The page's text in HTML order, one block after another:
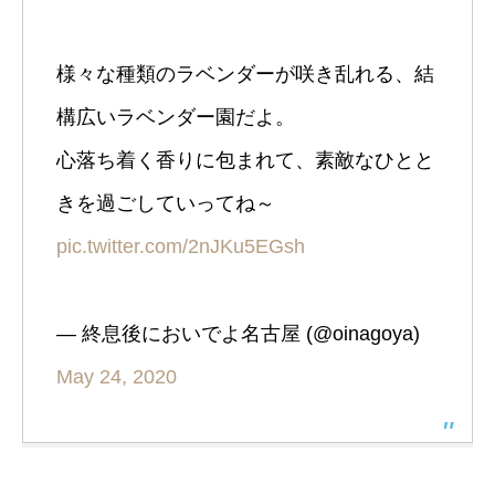
様々な種類のラベンダーが咲き乱れる、結
構広いラベンダー園だよ。
心落ち着く香りに包まれて、素敵なひとと
きを過ごしていってね～
pic.twitter.com/2nJKu5EGsh
— 終息後においでよ名古屋 (@oinagoya)
May 24, 2020